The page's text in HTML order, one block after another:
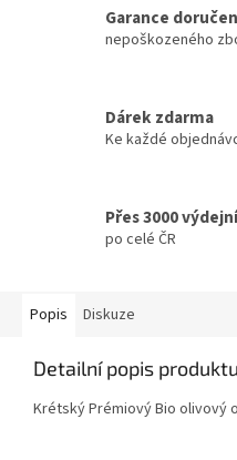
Garance
nepoškozeného
Dárek zdarma
Ke každé
Přes 3000
po celé ČR
Popis Diskuze
Detailní popis produktu
Krétský Prémiový Bio olivový